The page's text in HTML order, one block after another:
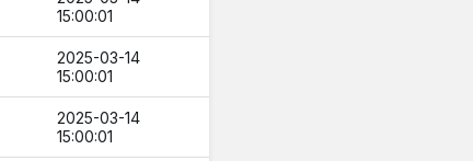
15:00:01
2025-03-14
15:00:01
2025-03-14
15:00:01